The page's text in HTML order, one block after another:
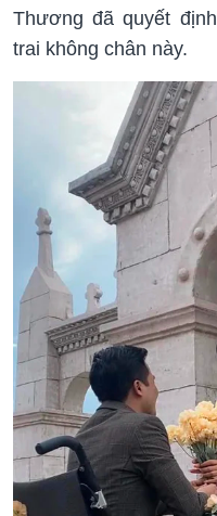
Thương đã quyết
trai không chân này.